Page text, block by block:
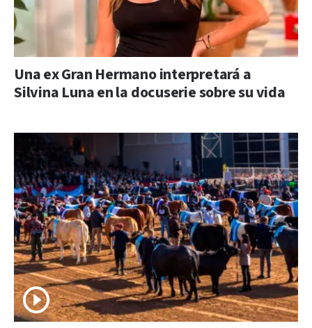
Una ex Gran Hermano interpretará a
Silvina Luna en la docuserie sobre su vida